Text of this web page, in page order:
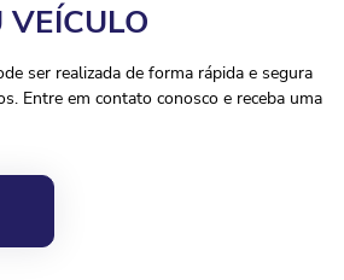
ser realizada de forma rápida e segura
Entre em contato conosco e receba uma